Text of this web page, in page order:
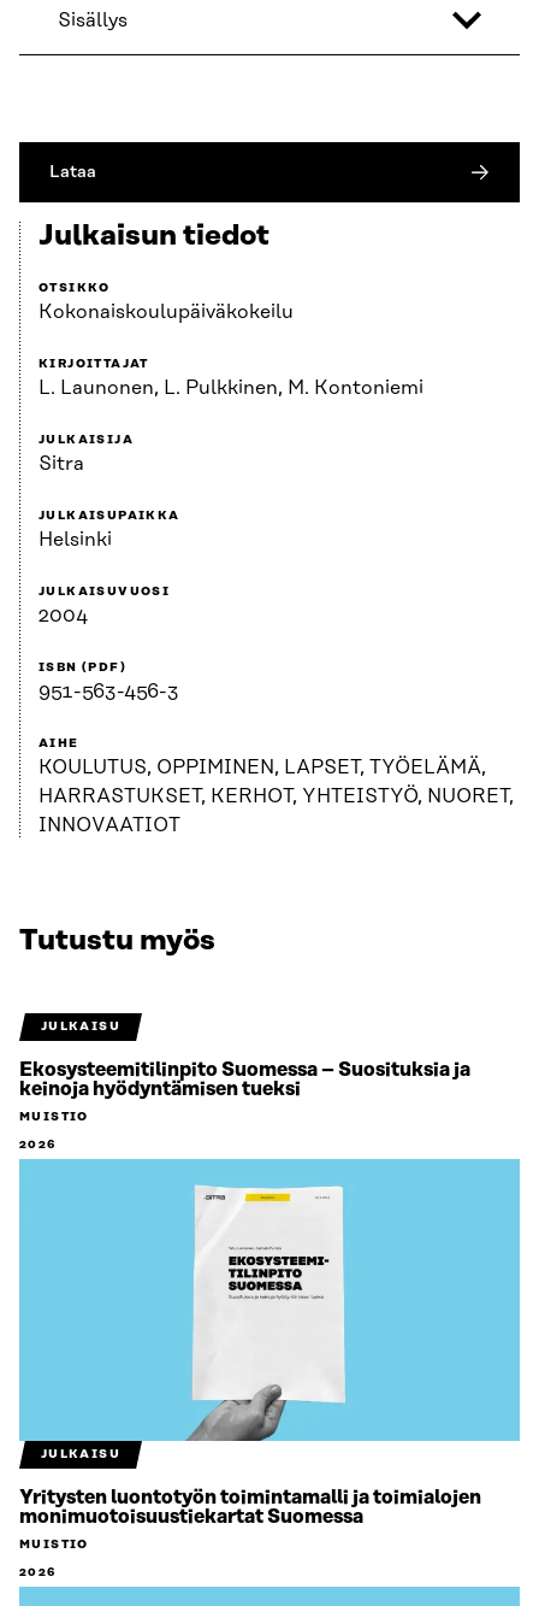
Sisällys
Lataa
Julkaisun tiedot
OTSIKKO
Kokonaiskoulupäiväkokeilu
KIRJOITTAJAT
L. Launonen, L. Pulkkinen, M. Kontoniemi
JULKAISIJA
Sitra
JULKAISUPAIKKA
Helsinki
JULKAISUVUOSI
2004
ISBN (PDF)
951-563-456-3
AIHE
KOULUTUS, OPPIMINEN, LAPSET, TYÖELÄMÄ,
HARRASTUKSET, KERHOT, YHTEISTYÖ, NUORET,
INNOVAATIOT
Tutustu myös
JULKAISU
Ekosysteemitilinpito Suomessa – Suosituksia ja
keinoja hyödyntämisen tueksi
MUISTIO
2026
JULKAISU
Yritysten luontotyön toimintamalli ja toimialojen
monimuotoisuustiekartat Suomessa
MUISTIO
2026